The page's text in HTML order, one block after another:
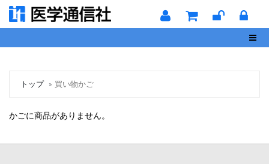
トップ 買い物かご
かごに商品がありません。